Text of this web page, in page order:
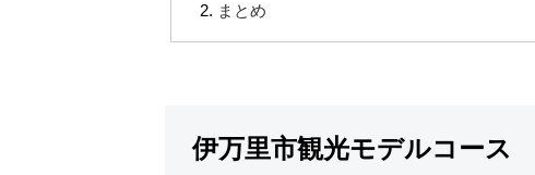
まとめ
伊万里市観光モデルコース